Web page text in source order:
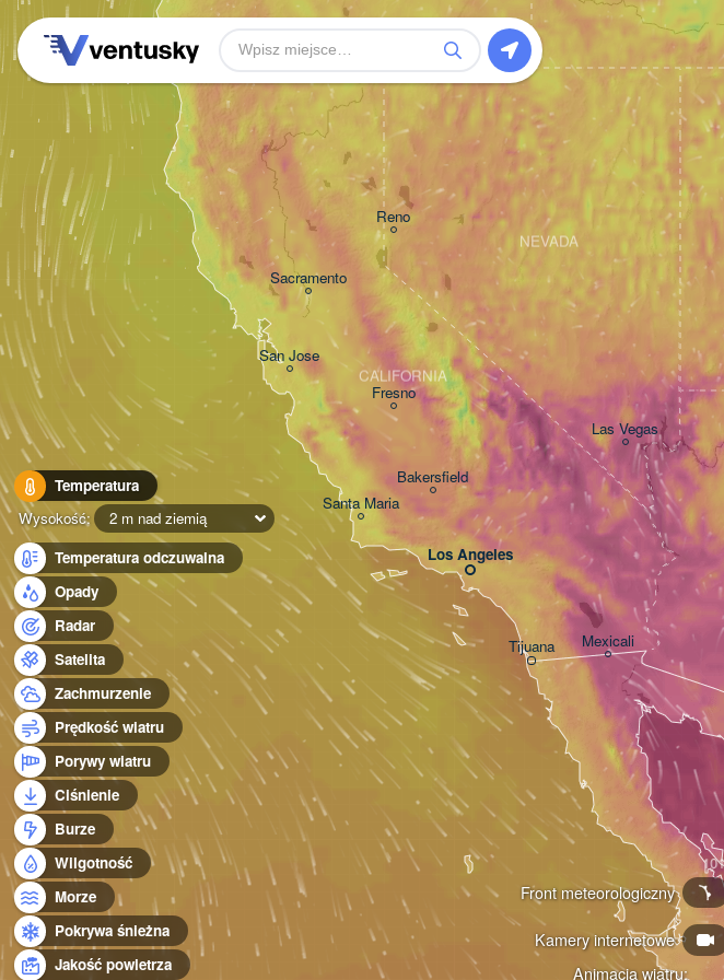
Temperatura
Wysokość:
2 m nad ziemią
Temperatura odczuwalna
Opady
Radar
Satelita
Zachmurzenie
Prędkość wiatru
Porywy wiatru
Ciśnienie
Burze
Wilgotność
Morze
Pokrywa śnieżna
Jakość powietrza
Animacja wiatru:
Kamery internetowe
Front meteorologiczny
Los Angeles
Tijuana
San Jose
Las Vegas
Mexicali
Fresno
Reno
Santa Maria
Bakersfield
Sacramento
CALIFORNIA
NEVADA